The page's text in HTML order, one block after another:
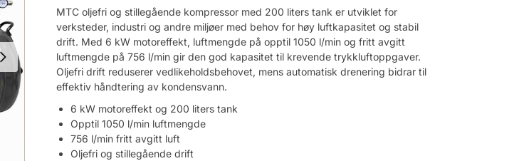
MTC oljefri og stillegående kompressor med 200 liters tank er utviklet for
verksteder, industri og andre miljøer med behov for høy luftkapasitet og stabil
drift. Med 6 kW motoreffekt, luftmengde på opptil 1050 l/min og fritt avgitt
luftmengde på 756 l/min gir den god kapasitet til krevende trykkluftoppgaver.
Oljefri drift reduserer vedlikeholdsbehovet, mens automatisk drenering bidrar til
effektiv håndtering av kondensvann.
6 kW motoreffekt og 200 liters tank
Opptil 1050 l/min luftmengde
756 l/min fritt avgitt luft
Oljefri og stillegående drift